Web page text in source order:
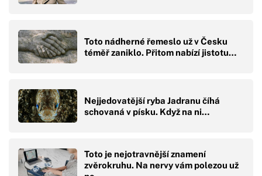
Toto nádherné řemeslo už v Česku
téměř zaniklo. Přitom nabízí jistotu…
Nejjedovatější ryba Jadranu číhá
schovaná v písku. Když na ni…
Toto je nejotravnější znamení
zvěrokruhu. Na nervy vám polezou už